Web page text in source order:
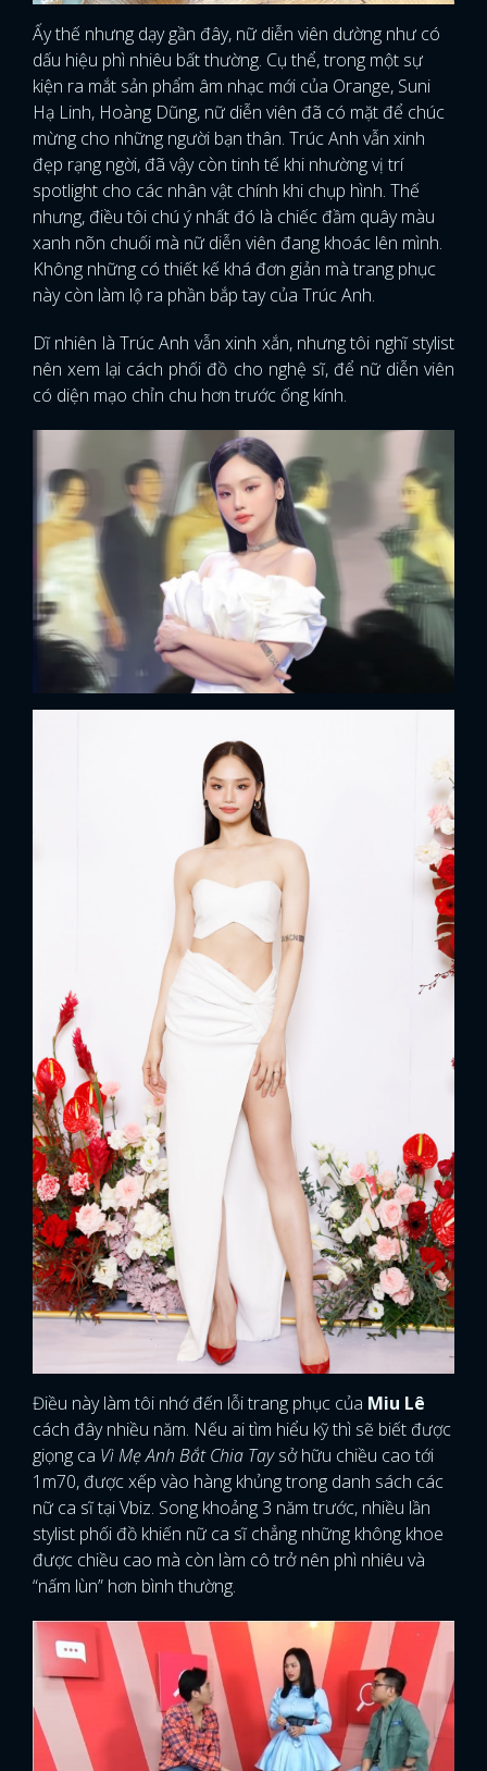
FACEBOOK GOOGLE
Ấy thế nhưng dạy gần đây, nữ diễn viên dường như có
dấu hiệu phì nhiêu bất thường. Cụ thể, trong một sự
kiện ra mắt sản phẩm âm nhạc mới của Orange, Suni
Hạ Linh, Hoàng Dũng, nữ diễn viên đã có mặt để chúc
mừng cho những người bạn thân. Trúc Anh vẫn xinh
đẹp rạng ngời, đã vậy còn tinh tế khi nhường vị trí
spotlight cho các nhân vật chính khi chụp hình. Thế
nhưng, điều tôi chú ý nhất đó là chiếc đầm quây màu
xanh nõn chuối mà nữ diễn viên đang khoác lên mình.
Không những có thiết kế khá đơn giản mà trang phục
này còn làm lộ ra phần bắp tay của Trúc Anh.
Dĩ nhiên là Trúc Anh vẫn xinh xắn, nhưng tôi nghĩ stylist
nên xem lại cách phối đồ cho nghệ sĩ, để nữ diễn viên
có diện mạo chỉn chu hơn trước ống kính.
Điều này làm tôi nhớ đến lỗi trang phục của Miu Lê
cách đây nhiều năm. Nếu ai tìm hiểu kỹ thì sẽ biết được
giọng ca Vì Mẹ Anh Bắt Chia Taysở hữu chiều cao tới
1m70, được xếp vào hàng khủng trong danh sách các
nữ ca sĩ tại Vbiz. Song khoảng 3 năm trước, nhiều lần
stylist phối đồ khiến nữ ca sĩ chẳng những không khoe
được chiều cao mà còn làm cô trở nên phì nhiêu và
“nấm lùn” hơn bình thường.